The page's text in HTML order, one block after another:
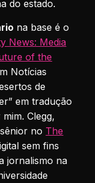
do estado.
na base é o
News: Media
of the
Notícias
de
em tradução
Clegg,
no The
sem fins
jornalismo na